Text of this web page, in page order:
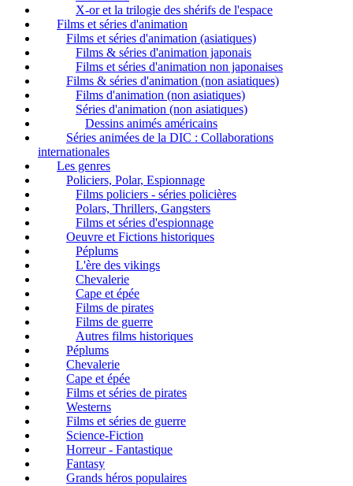
X-or et la trilogie des shérifs de l'espace
Films et séries d'animation
Films et séries d'animation (asiatiques)
Films & séries d'animation japonais
Films et séries d'animation non japonaises
Films & séries d'animation (non asiatiques)
Films d'animation (non asiatiques)
Séries d'animation (non asiatiques)
Dessins animés américains
Séries animées de la DIC : Collaborations
internationales
Les genres
Policiers, Polar, Espionnage
Films policiers - séries policières
Polars, Thrillers, Gangsters
Films et séries d'espionnage
Oeuvre et Fictions historiques
Péplums
L'ère des vikings
Chevalerie
Cape et épée
Films de pirates
Films de guerre
Autres films historiques
Péplums
Chevalerie
Cape et épée
Films et séries de pirates
Westerns
Films et séries de guerre
Science-Fiction
Horreur - Fantastique
Fantasy
Grands héros populaires